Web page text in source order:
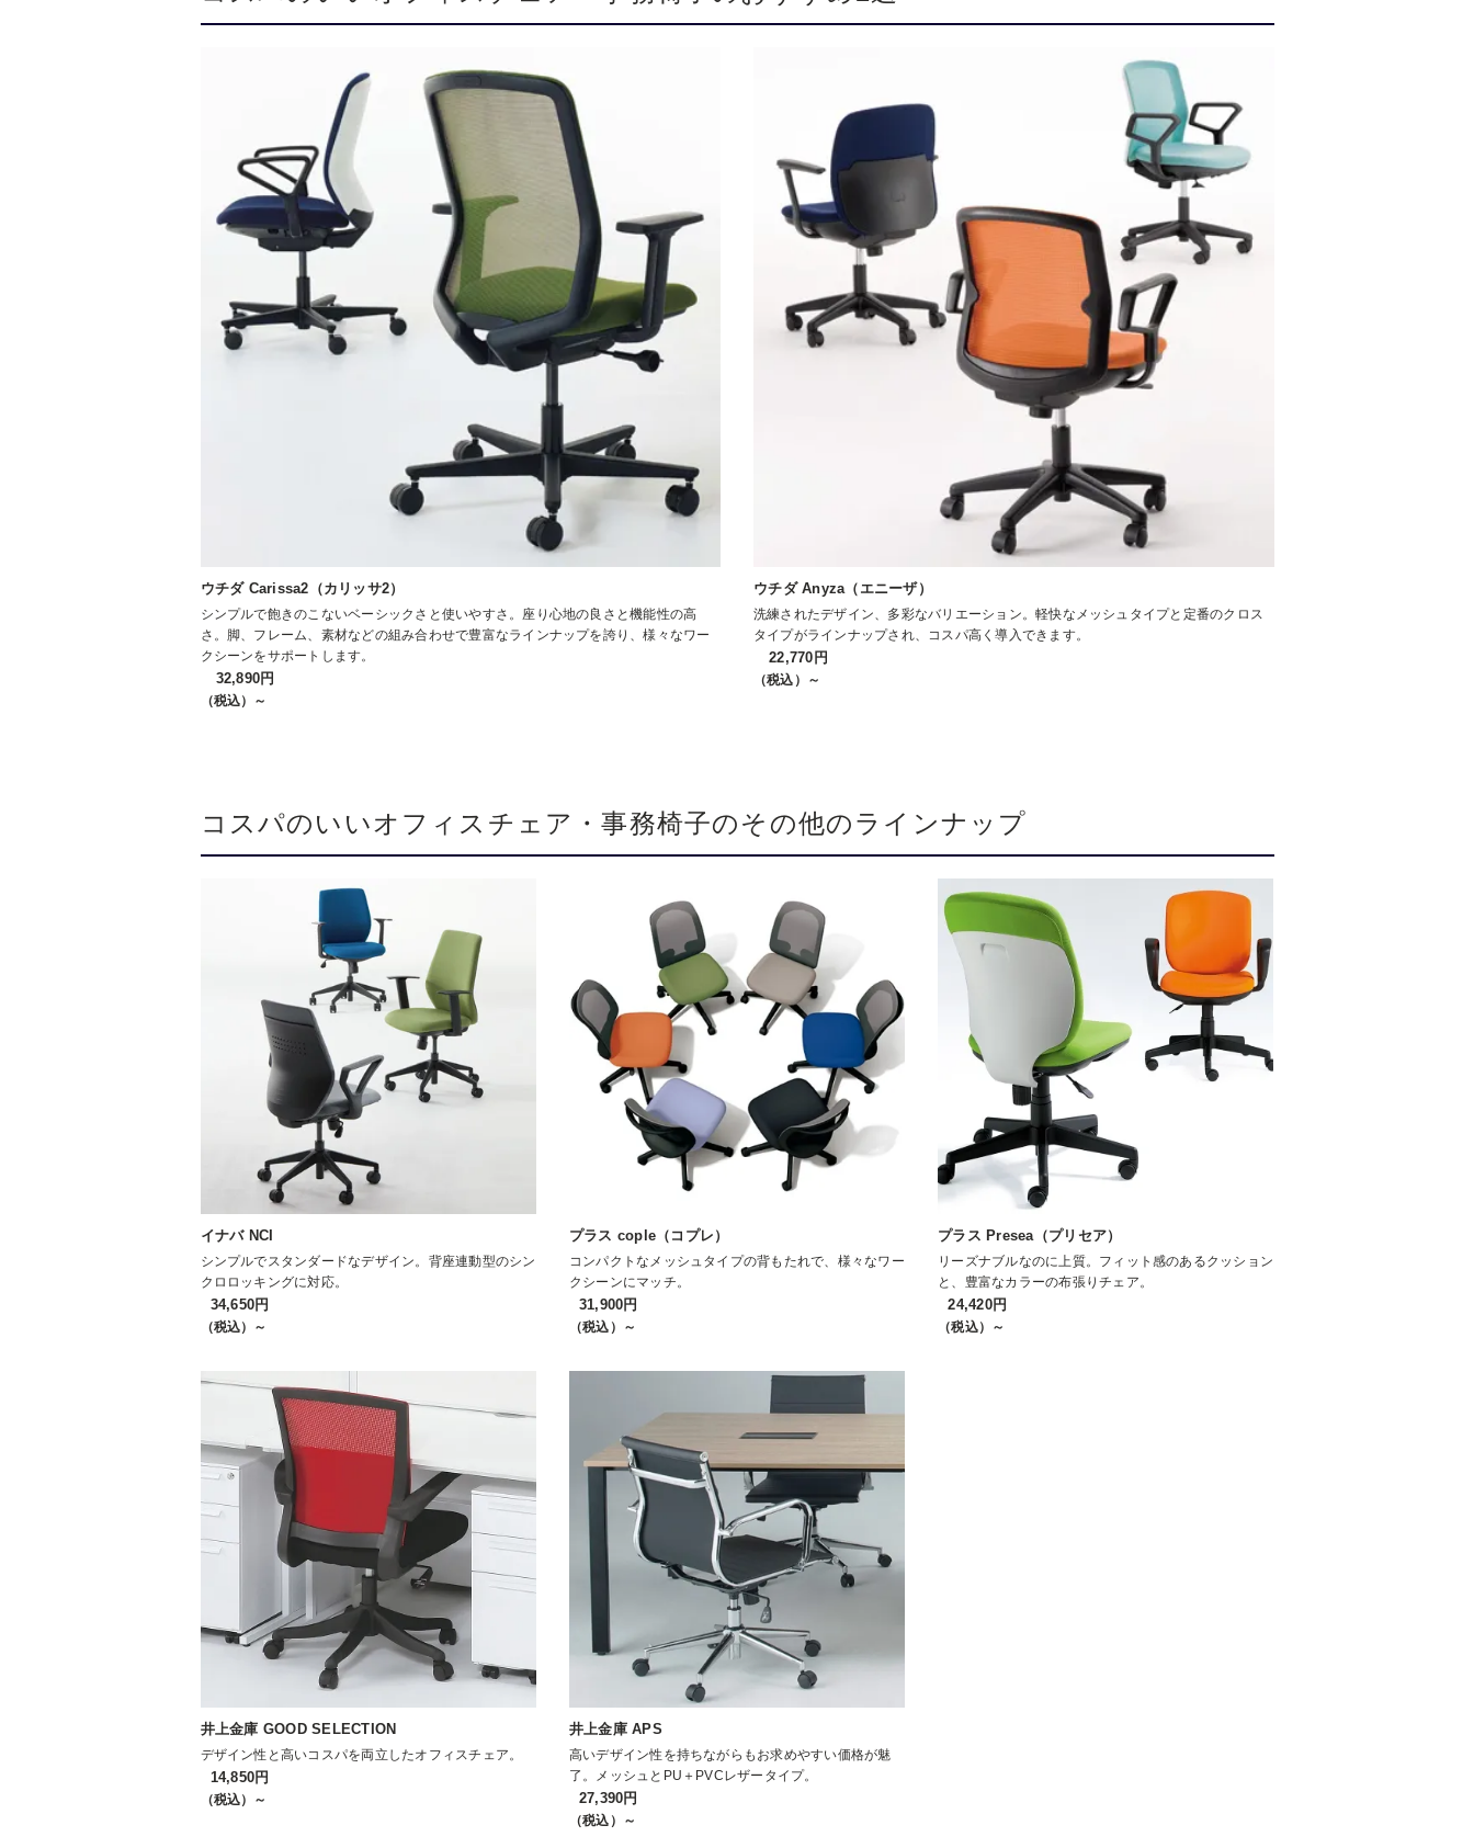
ウチダ Carissa2（カリッサ2）
シンプルで飽きのこないベーシックさと使いやすさ。座り心地の良さと機能性の高
さ。脚、フレーム、素材などの組み合わせで豊富なラインナップを誇り、様々なワー
クシーンをサポートします。
32,890円
（税込）～
ウチダ Anyza（エニーザ）
洗練されたデザイン、多彩なバリエーション。軽快なメッシュタイプと定番のクロス
タイプがラインナップされ、コスパ高く導入できます。
22,770円
（税込）～
コスパのいいオフィスチェア・事務椅子のその他のラインナップ
イナバ NCI
シンプルでスタンダードなデザイン。背座連動型のシン
クロロッキングに対応。
34,650円
（税込）～
プラス cople（コプレ）
コンパクトなメッシュタイプの背もたれで、様々なワー
クシーンにマッチ。
31,900円
（税込）～
プラス Presea（プリセア）
リーズナブルなのに上質。フィット感のあるクッション
と、豊富なカラーの布張りチェア。
24,420円
（税込）～
井上金庫 GOOD SELECTION
デザイン性と高いコスパを両立したオフィスチェア。
14,850円
（税込）～
井上金庫 APS
高いデザイン性を持ちながらもお求めやすい価格が魅
了。メッシュとPU＋PVCレザータイプ。
27,390円
（税込）～